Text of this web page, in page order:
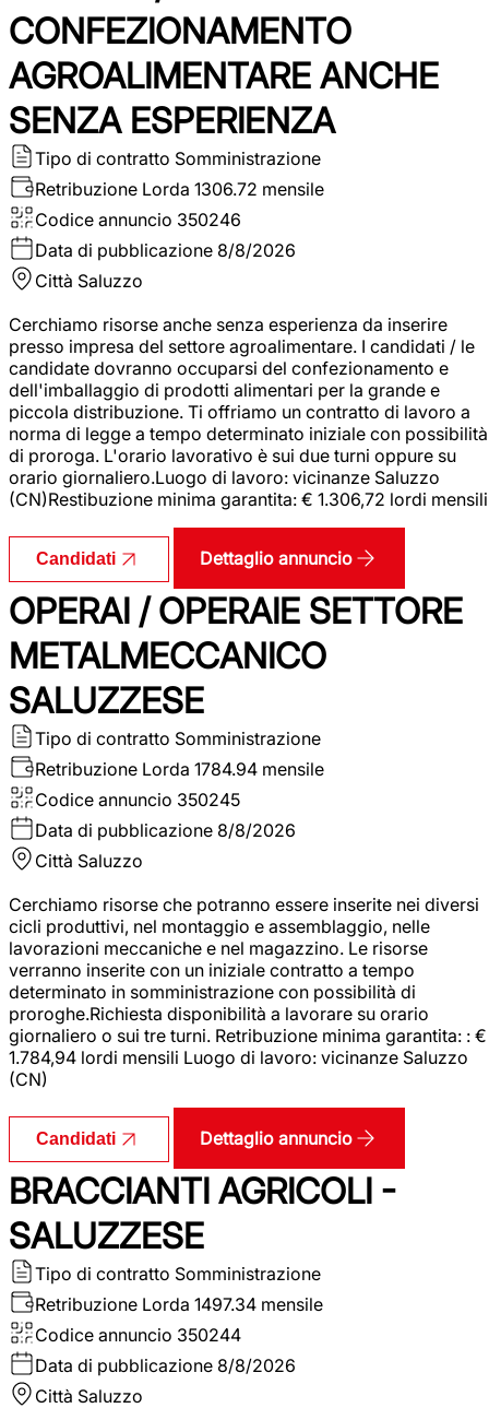
CONFEZIONAMENTO
AGROALIMENTARE ANCHE
SENZA ESPERIENZA
Tipo di contratto Somministrazione
Retribuzione Lorda 1306.72 mensile
Codice annuncio 350246
Data di pubblicazione 8/8/2026
Città Saluzzo
Cerchiamo risorse anche senza esperienza da inserire
presso impresa del settore agroalimentare. I candidati / le
candidate dovranno occuparsi del confezionamento e
dell'imballaggio di prodotti alimentari per la grande e
piccola distribuzione. Ti offriamo un contratto di lavoro a
norma di legge a tempo determinato iniziale con possibilità
di proroga. L'orario lavorativo è sui due turni oppure su
orario giornaliero.Luogo di lavoro: vicinanze Saluzzo
(CN)Restibuzione minima garantita: € 1.306,72 lordi mensili
Candidati Dettaglio annuncio
OPERAI / OPERAIE SETTORE
METALMECCANICO
SALUZZESE
Tipo di contratto Somministrazione
Retribuzione Lorda 1784.94 mensile
Codice annuncio 350245
Data di pubblicazione 8/8/2026
Città Saluzzo
Cerchiamo risorse che potranno essere inserite nei diversi
cicli produttivi, nel montaggio e assemblaggio, nelle
lavorazioni meccaniche e nel magazzino. Le risorse
verranno inserite con un iniziale contratto a tempo
determinato in somministrazione con possibilità di
proroghe.Richiesta disponibilità a lavorare su orario
giornaliero o sui tre turni. Retribuzione minima garantita: : €
1.784,94 lordi mensili Luogo di lavoro: vicinanze Saluzzo
(CN)
Candidati Dettaglio annuncio
BRACCIANTI AGRICOLI -
SALUZZESE
Tipo di contratto Somministrazione
Retribuzione Lorda 1497.34 mensile
Codice annuncio 350244
Data di pubblicazione 8/8/2026
Città Saluzzo